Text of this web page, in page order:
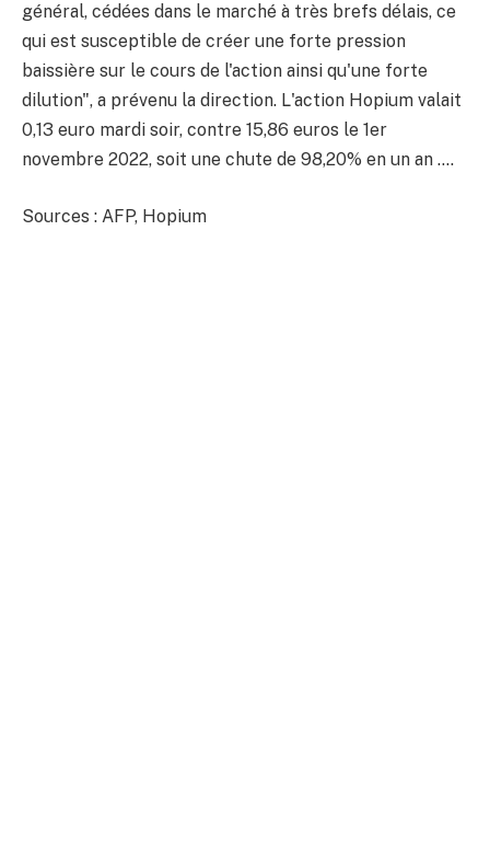
général, cédées dans le marché à très brefs délais, ce
qui est susceptible de créer une forte pression
baissière sur le cours de l'action ainsi qu'une forte
dilution", a prévenu la direction. L'action Hopium valait
0,13 euro mardi soir, contre 15,86 euros le 1er
novembre 2022, soit une chute de 98,20% en un an ….
Sources : AFP, Hopium